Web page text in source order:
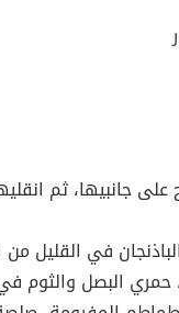
على جانبيها، ثم
في القليل من
البصل والثوم